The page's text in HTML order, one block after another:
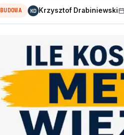
BUDOWA KD Krzysztof Drabiniewski